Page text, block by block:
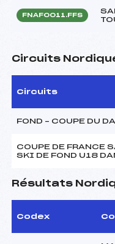
FNAF0011.FFS
Circuits
Circuits
FOND – COUPE DU
COUPE DE FRANCE
SKI DE FOND U18
Résultats
Codex